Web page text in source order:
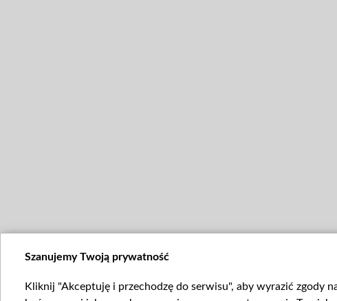
Szanujemy Twoją prywatność
Kliknij "Akceptuję i przechodzę do serwisu", aby wyrazić zgody